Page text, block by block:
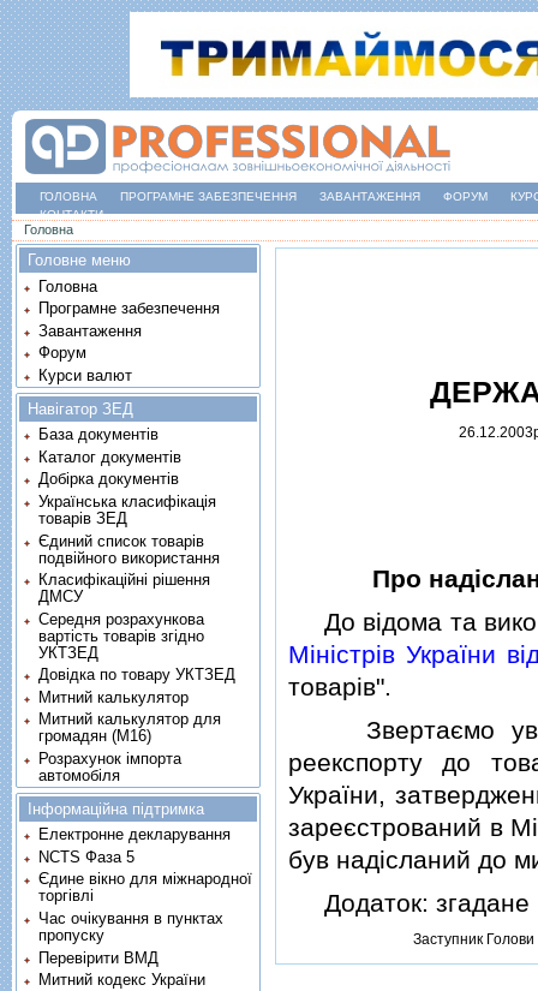
ГОЛОВНА ПРОГРАМНЕ ЗАБЕЗПЕЧЕННЯ ЗАВАНТАЖЕННЯ ФОРУМ
КОНТАКТИ
Ви є тут
Головна
Про
До вiдома та
Мiнiстрiв України
товарiв".
Звертаємо
реекспорту до
України,
зареєстрований в
був надiсланий до
Додаток: згадане
Заступник
Головне меню
Головна
Програмне забезпечення
Завантаження
Форум
Курси валют
Навігатор ЗЕД
База документів
Каталог документів
Добірка документів
Українська класифікація
товарів ЗЕД
Єдиний список товарів
подвійного використання
Класифікаційні рішення
ДМСУ
Середня розрахункова
вартість товарів згідно
УКТЗЕД
Довідка по товару УКТЗЕД
Митний калькулятор
Митний калькулятор для
громадян (М16)
Розрахунок імпорта
автомобіля
Інформаційна підтримка
Електронне декларування
NCTS Фаза 5
Єдине вікно для міжнародної
торгівлі
Час очікування в пунктах
пропуску
Перевірити ВМД
Митний кодекс України